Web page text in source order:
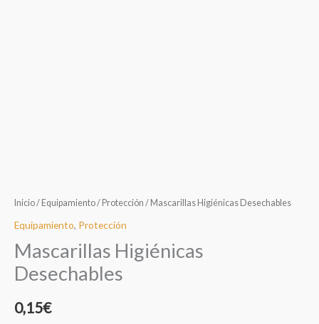
Inicio/ Equipamiento/ Protección / Mascarillas Higiénicas Desechables
Equipamiento, Protección
Mascarillas Higiénicas
Desechables
0,15€